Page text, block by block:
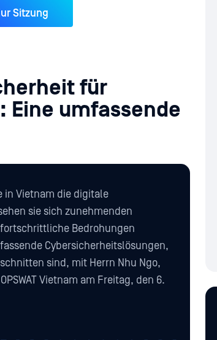
Sitzung
für
umfassende
in Vietnam die digitale
sie sich zunehmenden
Bedrohungen
Cybersicherheitslösungen,
sind, mit Herrn Nhu Ngo,
Vietnam am Freitag, den 6.